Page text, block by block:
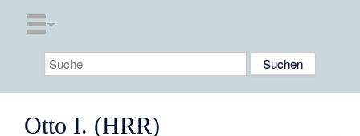
Otto I. (HRR)